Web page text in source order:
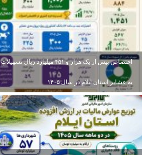
اختصاص بیش از یک هزار و ۴۵۱ میلیارد ریال تسهیلات
به عشایر استان ایلام در سال ۱۴۰۵